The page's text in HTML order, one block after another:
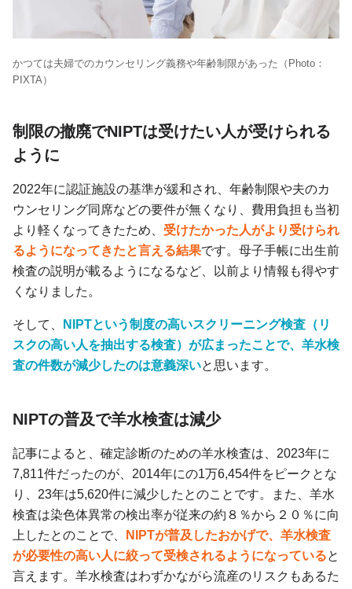
かつては夫婦でのカウンセリング義務や年齢制限があった（Photo：
PIXTA）
制限の撤廃でNIPTは受けたい人が受けられる
ように
2022年に認証施設の基準が緩和され、年齢制限や夫のカ
ウンセリング同席などの要件が無くなり、費用負担も当初
より軽くなってきたため、 受けたかった人がより受けられ
るようになってきたと言える結果です。母子手帳に出生前
検査の説明が載るようになるなど、以前より情報も得やす
くなりました。
そして、
NIPTという制度の高いスクリーニング検査（リ
スクの高い人を抽出する検査）が広まったことで、羊水検
査の件数が減少したのは意義深いと思います。
NIPTの普及で羊水検査は減少
記事によると、確定診断のための羊水検査は、2023年に
7,811件だったのが、2014年にの1万6,454件をピークとな
り、23年は5,620件に減少したとのことです。また、羊水
検査は染色体異常の検出率が従来の約８％から２０％に向
上したとのことで、
NIPTが普及したおかげで、羊水検査
が必要性の高い人に絞って受検されるようになっていると
言えます。羊水検査はわずかながら流産のリスクもあるた